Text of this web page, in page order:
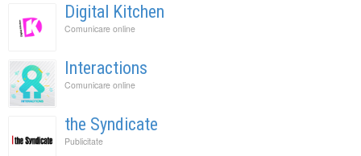
Digital Kitchen
Comunicare online
Interactions
Comunicare online
the Syndicate
Publicitate